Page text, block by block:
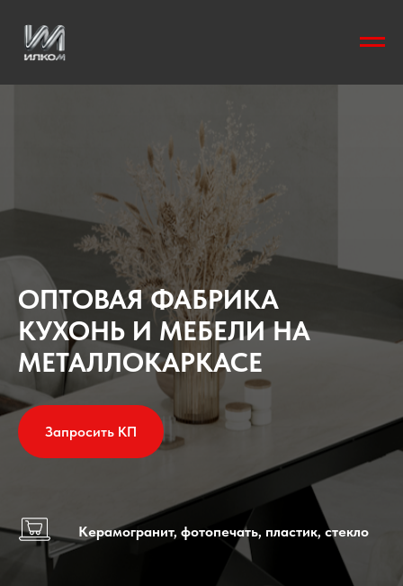
ОПТОВАЯ ФАБРИКА
КУХОНЬ И МЕБЕЛИ НА
МЕТАЛЛОКАРКАСЕ
Запросить КП
Керамогранит, фотопечать, пластик, стекло